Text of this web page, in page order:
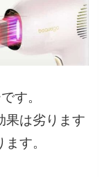
す。
果は劣ります
す。